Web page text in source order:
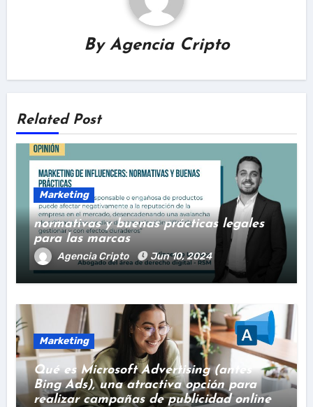
By Agencia Cripto
Related Post
Marketing
normativas y buenas prácticas legales
para las marcas
Agencia Cripto Jun 10, 2024
Marketing
Qué es Microsoft Advertising (antes
Bing Ads), una atractiva opción para
realizar campañas de publicidad online